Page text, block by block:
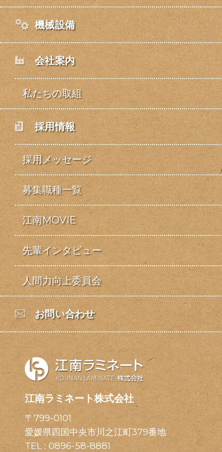
機械設備
会社案内
私たちの取組
採用情報
採用メッセージ
募集職種一覧
江南MOVIE
先輩インタビュー
人間力向上委員会
お問い合わせ
江南ラミネート株式会社
〒799-0101
愛媛県四国中央市川之江町379番地
TEL :0896-58-8881